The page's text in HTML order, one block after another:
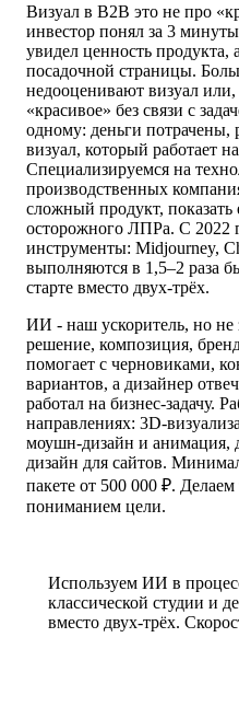
Визуал в B2B это не про
инвестор понял за 3
увидел ценность продукта,
посадочной страницы.
недооценивают визуал или,
«красивое» без связи с
одному: деньги потрачены,
визуал, который работает
Специализируемся на
производственных
сложный продукт, показать
осторожного ЛПРа. С 2022
инструменты: Midjourney,
выполняются в 1,5–2 раза
старте вместо двух-трёх.
ИИ - наш ускоритель, но не
решение, композиция,
помогает с черновиками,
вариантов, а дизайнер
работал на бизнес-задачу.
направлениях: 3D-
моушн-дизайн и анимация,
дизайн для сайтов.
пакете от 500 000 ₽.
пониманием цели.
Используем ИИ в
классической студии и
вместо двух-трёх.